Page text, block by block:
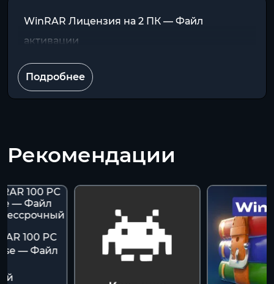
WinRAR Лицензия на 2 ПК — Файл
активации
Подробнее
Рекомендации
100 PC
— Файл